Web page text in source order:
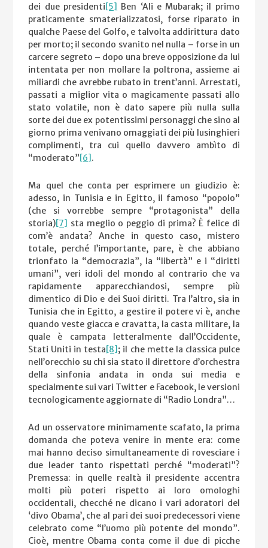
dei due presidenti[5] Ben ‘Ali e Mubarak; il primo
praticamente smaterializzatosi, forse riparato in
qualche Paese del Golfo, e talvolta addirittura dato
per morto; il secondo svanito nel nulla – forse in un
carcere segreto – dopo una breve opposizione da lui
intentata per non mollare la poltrona, assieme ai
miliardi che avrebbe rubato in trent’anni. Arrestati,
passati a miglior vita o magicamente passati allo
stato volatile, non è dato sapere più nulla sulla
sorte dei due ex potentissimi personaggi che sino al
giorno prima venivano omaggiati dei più lusinghieri
complimenti, tra cui quello davvero ambìto di
“moderato”[6].
Ma quel che conta per esprimere un giudizio è:
adesso, in Tunisia e in Egitto, il famoso “popolo”
(che si vorrebbe sempre “protagonista” della
storia)[7] sta meglio o peggio di prima? È felice di
com’è andata? Anche in questo caso, mistero
totale, perché l’importante, pare, è che abbiano
trionfato la “democrazia”, la “libertà” e i “diritti
umani”, veri idoli del mondo al contrario che va
rapidamente apparecchiandosi, sempre più
dimentico di Dio e dei Suoi diritti. Tra l’altro, sia in
Tunisia che in Egitto, a gestire il potere vi è, anche
quando veste giacca e cravatta, la casta militare, la
quale è campata letteralmente dall’Occidente,
Stati Uniti in testa[8]; il che mette la classica pulce
nell’orecchio su chi sia stato il direttore d’orchestra
della sinfonia andata in onda sui media e
specialmente sui vari Twitter e Facebook, le versioni
tecnologicamente aggiornate di “Radio Londra”…
Ad un osservatore minimamente scafato, la prima
domanda che poteva venire in mente era: come
mai hanno deciso simultaneamente di rovesciare i
due leader tanto rispettati perché “moderati”?
Premessa: in quelle realtà il presidente accentra
molti più poteri rispetto ai loro omologhi
occidentali, checché ne dicano i vari adoratori del
‘divo Obama’, che al pari dei suoi predecessori viene
celebrato come “l’uomo più potente del mondo”.
Cioè, mentre Obama conta come il due di picche